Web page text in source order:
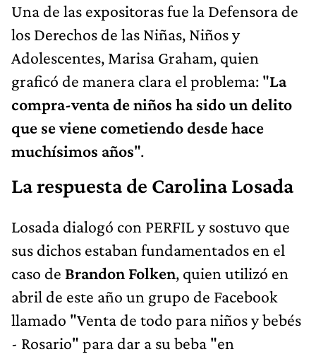
Una de las expositoras fue la Defensora de
los Derechos de las Niñas, Niños y
Adolescentes, Marisa Graham, quien
graficó de manera clara el problema: "La
compra-venta de niños ha sido un delito
que se viene cometiendo desde hace
muchísimos años".
La respuesta de Carolina Losada
Losada dialogó con PERFIL y sostuvo que
sus dichos estaban fundamentados en el
caso de Brandon Folken, quien utilizó en
abril de este año un grupo de Facebook
llamado "Venta de todo para niños y bebés
- Rosario" para dar a su beba "en